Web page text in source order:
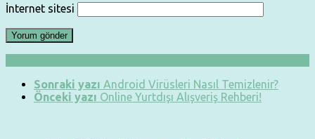
İnternet sitesi
Sonraki yazı Android Virüsleri Nasıl Temizlenir?
Önceki yazı Online Yurtdışı Alışveriş Rehberi!